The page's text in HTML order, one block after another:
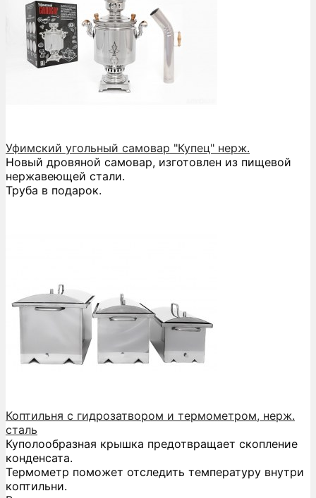
Уфимский угольный самовар "Купец" нерж.
Новый дровяной самовар, изготовлен из пищевой
нержавеющей стали.
Труба в подарок.
Коптильня с гидрозатвором и термометром, нерж.
сталь
Куполообразная крышка предотвращает скопление
конденсата.
Термометр поможет отследить температуру внутри
коптильни.